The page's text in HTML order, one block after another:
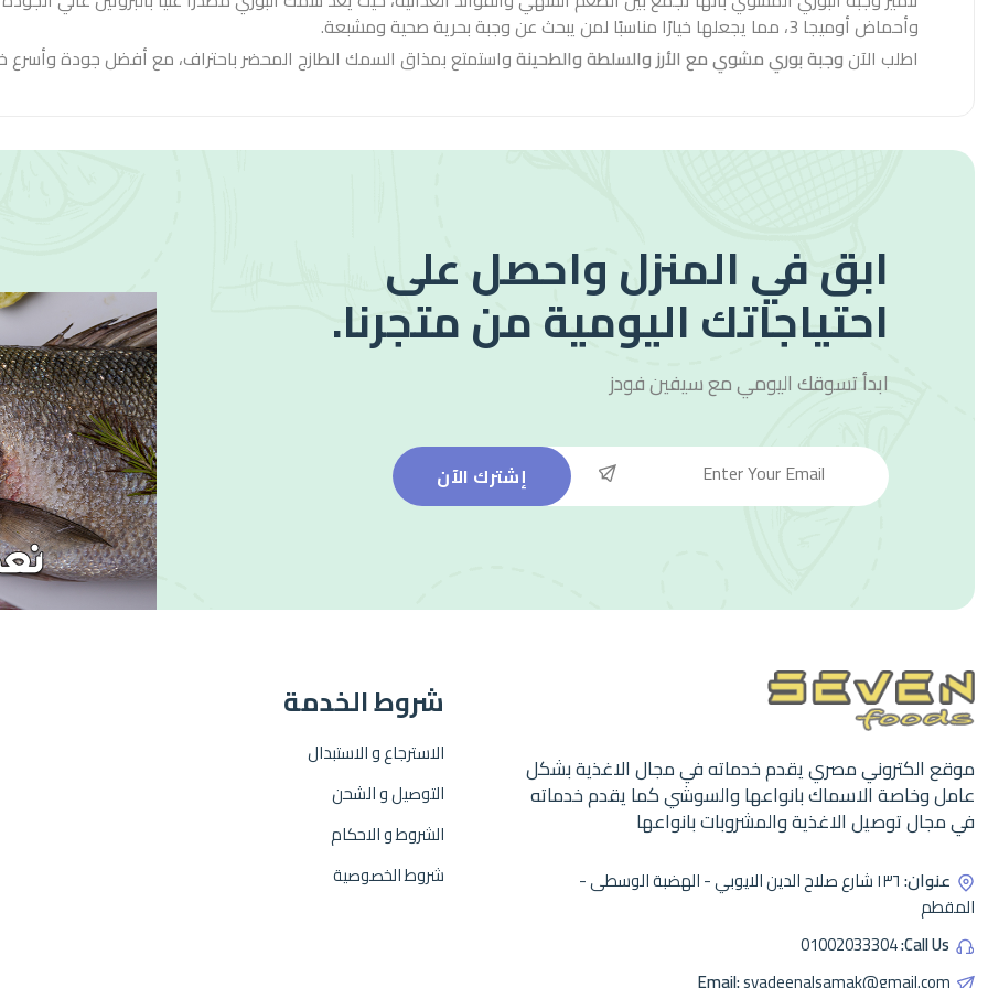
وأحماض أوميجا 3، مما يجعلها خيارًا مناسبًا لمن يبحث عن وجبة بحرية صحية ومشبعة.
اطلب الآنوجبة بوري مشوي مع الأرز والسلطة والطحينةواستمتع بمذاق السمك الطازج المحضر باحتراف، مع أفضل جودة وأسرع
ابق في المنزل واحصل على
احتياجاتك اليومية من متجرنا.
ابدأ تسوقك اليومي معسيفين فودز
إشترك الآن
موقع الكتروني مصري يقدم خدماته في مجال الاغذية بشكل
عامل وخاصة الاسماك بانواعها والسوشي كما يقدم خدماته
في مجال توصيل الاغذية والمشروبات بانواعها
عنوان:
١٣٦ شارع صلاح الدين الايوبي - الهضبة الوسطى -
المقطم
Call Us:
01002033304
شروط الخدمة
الاسترجاع و الاستبدال
التوصيل و الشحن
الشروط و الاحكام
شروط الخصوصية